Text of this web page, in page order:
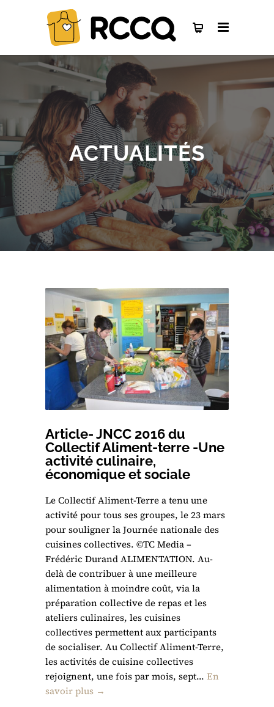
ACTUALITÉS
Article- JNCC 2016 du
Collectif Aliment-terre -Une
activité culinaire,
économique et sociale
Le Collectif Aliment-Terre a tenu une
activité pour tous ses groupes, le 23 mars
pour souligner la Journée nationale des
cuisines collectives. ©TC Media –
Frédéric Durand ALIMENTATION. Au-
delà de contribuer à une meilleure
alimentation à moindre coût, via la
préparation collective de repas et les
ateliers culinaires, les cuisines
collectives permettent aux participants
de socialiser. Au Collectif Aliment-Terre,
les activités de cuisine collectives
rejoignent, une fois par mois, sept... En
savoir plus →